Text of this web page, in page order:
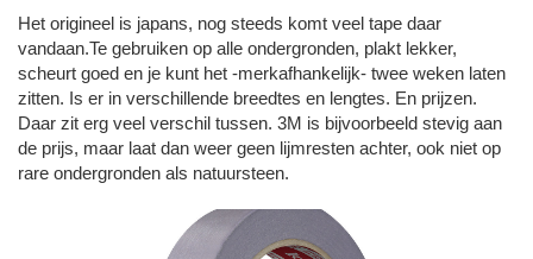
Het origineel is japans, nog steeds komt veel tape daar
vandaan.Te gebruiken op alle ondergronden, plakt lekker,
scheurt goed en je kunt het -merkafhankelijk- twee weken laten
zitten. Is er in verschillende breedtes en lengtes. En prijzen.
Daar zit erg veel verschil tussen. 3M is bijvoorbeeld stevig aan
de prijs, maar laat dan weer geen lijmresten achter, ook niet op
rare ondergronden als natuursteen.